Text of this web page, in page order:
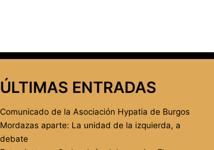
ÚLTIMAS ENTRADAS
Comunicado de la Asociación Hypatia de Burgos
Mordazas aparte: La unidad de la izquierda, a
debate